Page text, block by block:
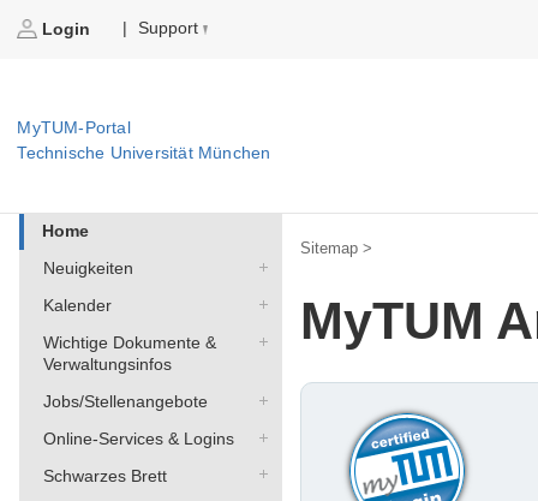
Login | Support
MyTUM-Portal
Technische Universität München
Home
Neuigkeiten
Kalender
Wichtige Dokumente &
Verwaltungsinfos
Jobs/Stellenangebote
Online-Services & Logins
Schwarzes Brett
Sitemap >
MyTUM